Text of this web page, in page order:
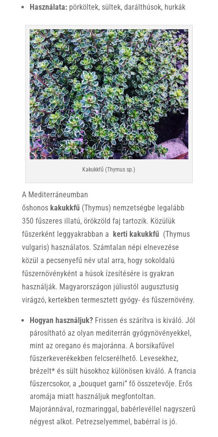
Használata: pörköltek, sültek, darálthúsok, hurkák
Kakukkfű (Thymus sp.)
A Mediterráneumban
őshonos kakukkfű (Thymus) nemzetségbe legalább
350 fűszeres illatú, örökzöld faj tartozik. Közülük
fűszerként leggyakrabban a kerti kakukkfű (Thymus
vulgaris) használatos. Számtalan népi elnevezése
közül a pecsenyefű név utal arra, hogy sokoldalú
fűszernövényként a húsok ízesítésére is gyakran
használják. Magyarországon júliustól augusztusig
virágzó, kertekben termesztett gyógy- és fűszernövény.
Hogyan használjuk? Frissen és szárítva is kiváló. Jól
párosítható az olyan mediterrán gyógynövényekkel,
mint az oregano és majoránna. A borsikafűvel
fűszerkeverékekben felcserélhető. Levesekhez,
brézelt* és sült húsokhoz különösen kiváló. A francia
fűszercsokor, a „bouquet garni” fő összetevője. Erős
aromája miatt használjuk megfontoltan.
Majoránnával, rozmaringgal, babérlevéllel nagyszerű
négyest alkot. Petrezselyemmel, babérral is jó.